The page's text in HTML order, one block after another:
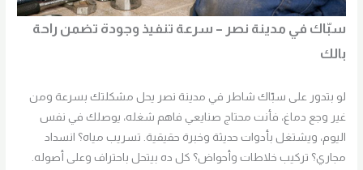
سبّاك في مدينة نصر – سرعة تنفيذ وجودة تضمن راحة
بالك
لو بتدور على سبّاك شاطر في مدينة نصر يحل مشكلتك بسرعة ومن
غير وجع دماغ، فأنت محتاج صنايعي فاهم شغله، يوصلك في نفس
اليوم، ويشتغل بأدوات حديثة وخبرة حقيقية. تسريب مياه؟ انسداد
مجاري؟ تركيب خلاطات وأحواض؟ كل ده بيتحل باحتراف وعلى أصوله.